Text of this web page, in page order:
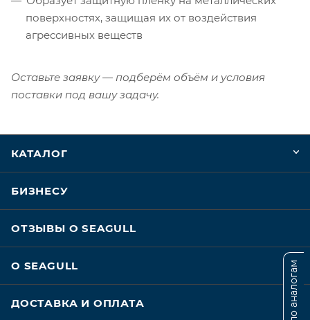
поверхностях, защищая их от воздействия
агрессивных веществ
Оставьте заявку — подберём объём и условия
поставки под вашу задачу.
КАТАЛОГ
БИЗНЕСУ
ОТЗЫВЫ О SEAGULL
О SEAGULL
ДОСТАВКА И ОПЛАТА